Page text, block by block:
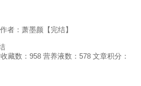
者：萧墨颜【完结】
藏数：958 营养液数：578 文章积分：